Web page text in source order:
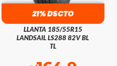
21% DSCTO
LLANTA 185/55R15
LANDSAIL LS288 82V BL
TL